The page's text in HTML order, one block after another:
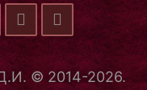
© 2014-2026.